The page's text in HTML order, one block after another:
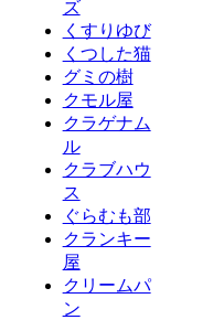
ズ
くすりゆび
くつした猫
グミの樹
クモル屋
クラゲナム
ル
クラブハウ
ス
ぐらむも部
クランキー
屋
クリームパ
ン